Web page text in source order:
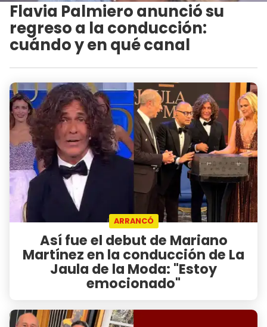
Flavia Palmiero anunció su
regreso a la conducción:
cuándo y en qué canal
ARRANCÓ
Así fue el debut de Mariano
Martínez en la conducción de La
Jaula de la Moda: "Estoy
emocionado"